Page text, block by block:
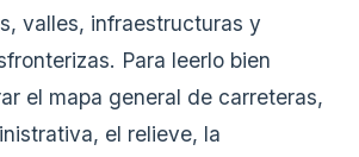
valles, infraestructuras y
Para leerlo bien
el mapa general de carreteras,
el relieve, la